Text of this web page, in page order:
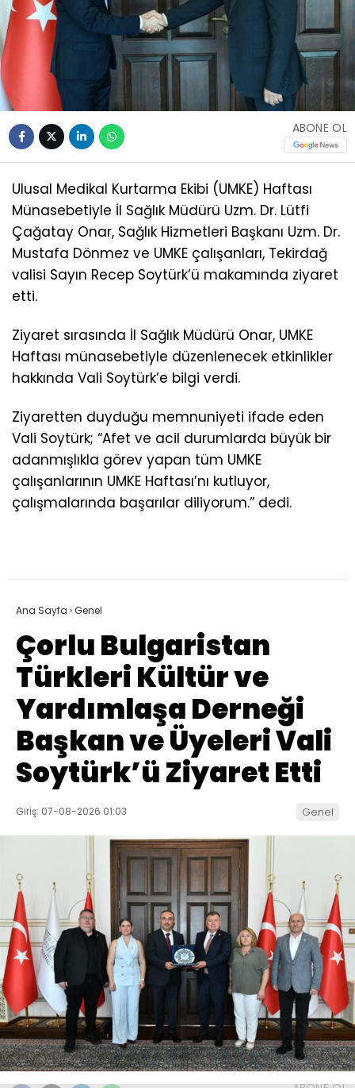
ABONE OL
Ulusal Medikal Kurtarma Ekibi (UMKE) Haftası
Münasebetiyle İl Sağlık Müdürü Uzm. Dr. Lütfi
Çağatay Onar, Sağlık Hizmetleri Başkanı Uzm. Dr.
Mustafa Dönmez ve UMKE çalışanları, Tekirdağ
valisi Sayın Recep Soytürk’ü makamında ziyaret
etti.
Ziyaret sırasında İl Sağlık Müdürü Onar, UMKE
Haftası münasebetiyle düzenlenecek etkinlikler
hakkında Vali Soytürk’e bilgi verdi.
Ziyaretten duyduğu memnuniyeti ifade eden
Vali Soytürk; “Afet ve acil durumlarda büyük bir
adanmışlıkla görev yapan tüm UMKE
çalışanlarının UMKE Haftası’nı kutluyor,
çalışmalarında başarılar diliyorum.” dedi.
Ana Sayfa ›Genel
Çorlu Bulgaristan
Türkleri Kültür ve
Yardımlaşa Derneği
Başkan ve Üyeleri Vali
Soytürk’ü Ziyaret Etti
Giriş: 07-08-2026 01:03 Genel